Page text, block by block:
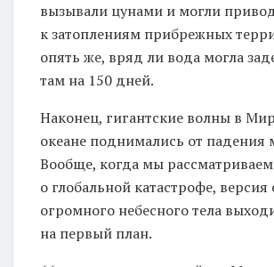
вызывали цунами и могли
к затоплениям прибрежных
опять же, вряд ли вода могла
там на 150 дней.
Наконец, гигантские волны в
океане поднимались от падения
Вообще, когда мы
о глобальной катастрофе,
огромного небесного тела
на первый план.